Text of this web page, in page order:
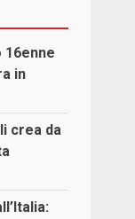
in
crea da